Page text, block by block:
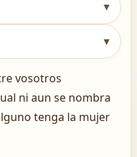
▾
▾
vosotros
ni aun se nombra
tenga la mujer